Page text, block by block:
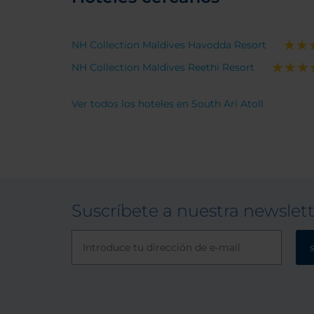
NH Collection Maldives Havodda Resort
NH Collection Maldives Reethi Resort
Ver todos los hoteles en South Ari Atoll
Suscríbete a nuestra